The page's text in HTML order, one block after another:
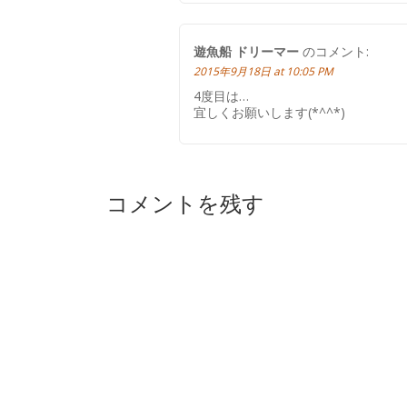
遊魚船 ドリーマー のコメント:
2015年9月18日 at 10:05 PM
4度目は…
宜しくお願いします(*^^*)
コメントを残す